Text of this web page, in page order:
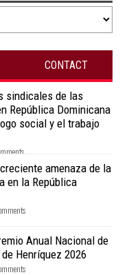
CONTACT
sindicales de las
República Dominicana
social y el trabajo
amenaza de la
en la República
Anual Nacional de
Henríquez 2026